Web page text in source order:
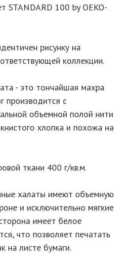
STANDARD 100 by OEKO-
рисунку на
коллекции.
- это тончайшая махра
производится с
объемной полой нити
хлопка и похожа на
ткани 400 г/кв.м.
халаты имеют объемную
и исключительно мягкие
имеет белое
что позволяет печатать
на листе бумаги.